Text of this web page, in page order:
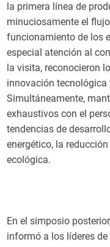
la primera línea de
minuciosamente el
funcionamiento de los
especial atención al
la visita, reconocieron
innovación tecnológica
Simultáneamente,
exhaustivos con el
tendencias de
energético, la
ecológica.
En el simposio
informó a los líderes